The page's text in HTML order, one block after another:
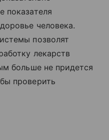
показателя
человека.
позволят
лекарств
больше не придется
проверить